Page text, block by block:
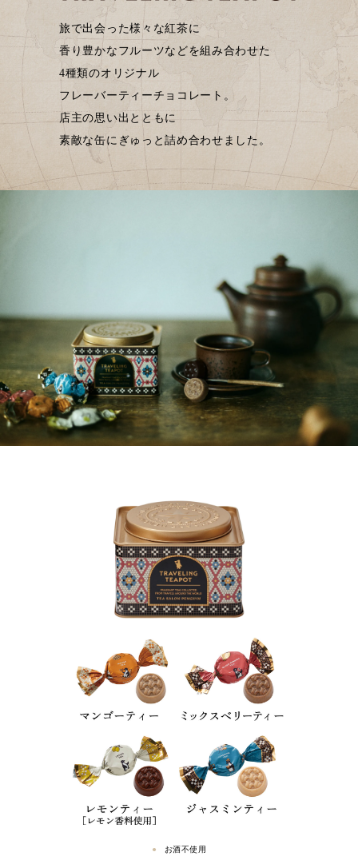
旅で出会った様々な紅茶に
香り豊かなフルーツなどを組み合わせた
4種類のオリジナル
フレーバーティーチョコレート。
店主の思い出とともに
素敵な缶にぎゅっと詰め合わせました。
お酒不使用